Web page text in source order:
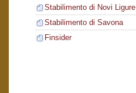
Stabilimento di Novi Ligure
Stabilimento di Savona
Finsider